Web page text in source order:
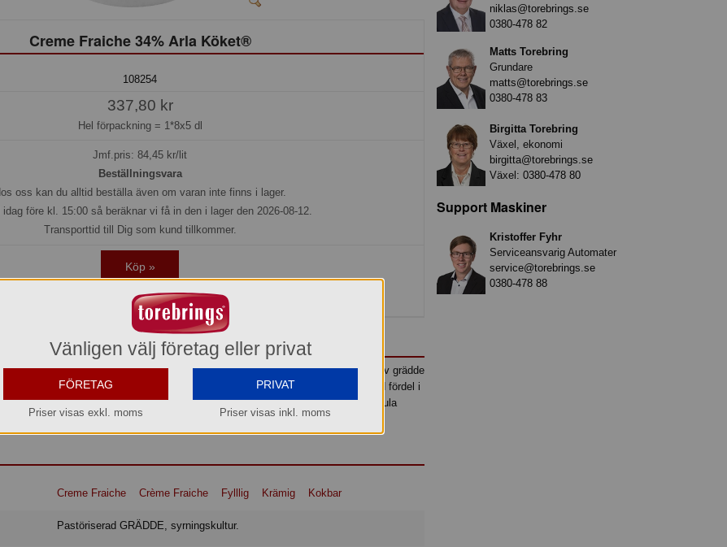
Creme Fraiche 34% Arla Köket®
108254
337,80 kr
Hel förpackning = 1*8x5 dl
Jmf.pris: 84,45 kr/lit
Beställningsvara
oss kan du alltid beställa även om varan inte finns i lager.
idag före kl. 15:00 så beräknar vi få in den i lager den 2026-08-12.
Transporttid till Dig som kund tillkommer.
Köp »
Levereras med kyltransport, eller hämta själva vid vårt lager i Aneby.
syrlig smak och tjock krämig konsistens. Produkten framställs genom syrning av grädde
fraiche är mycket användbar i både kall och varm matlagning. Den används med fördel i
i kalla röror och såser eller som ett krämigt tillbehör. Symbolen med den blågula
svensk grädde.
Creme Fraiche Crème Fraiche Fylllig Krämig Kokbar
Pastöriserad GRÄDDE, syrningskultur.
niklas@torebrings.se
0380-478 82
Matts Torebring
Grundare
matts@torebrings.se
0380-478 83
Birgitta Torebring
Växel, ekonomi
birgitta@torebrings.se
Växel: 0380-478 80
Support Maskiner
Kristoffer Fyhr
Serviceansvarig Automater
service@torebrings.se
0380-478 88
Vänligen välj företag eller privat
FÖRETAG
Priser visas exkl. moms
PRIVAT
Priser visas inkl. moms